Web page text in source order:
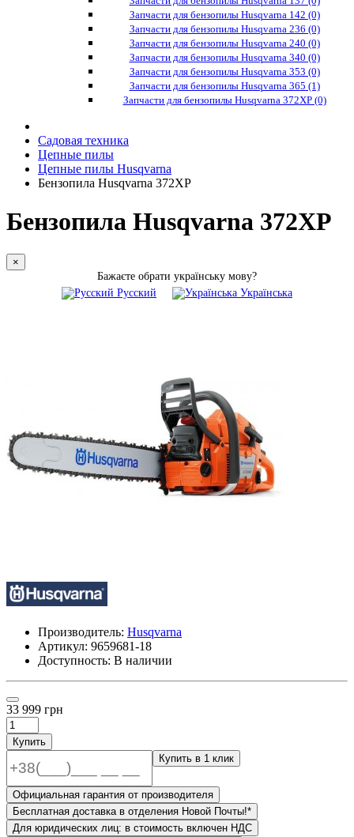
Запчасти для бензопилы Husqvarna 142 (0)
Запчасти для бензопилы Husqvarna 236 (0)
Запчасти для бензопилы Husqvarna 240 (0)
Запчасти для бензопилы Husqvarna 340 (0)
Запчасти для бензопилы Husqvarna 353 (0)
Запчасти для бензопилы Husqvarna 365 (1)
Запчасти для бензопилы Husqvarna 372XP (0)
Садовая техника
Цепные пилы
Цепные пилы Husqvarna
Бензопила Husqvarna 372XP
Бензопила Husqvarna 372XP
×
Бажаєте обрати українську мову?
Русский
Українська
Производитель: Husqvarna
Артикул: 9659681-18
Доступность: В наличии
33 999 грн
Купить
Купить в 1 клик
Официальная гарантия от производителя
Бесплатная доставка в отделения Новой Почты!*
Для юридических лиц: в стоимость включен НДС